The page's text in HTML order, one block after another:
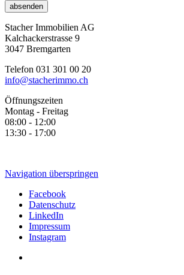
absenden
Stacher Immobilien AG
Kalchackerstrasse 9
3047 Bremgarten
Telefon 031 301 00 20
info@stacherimmo.ch
Öffnungszeiten
Montag - Freitag
08:00 - 12:00
13:30 - 17:00
Navigation überspringen
Facebook
Datenschutz
LinkedIn
Impressum
Instagram